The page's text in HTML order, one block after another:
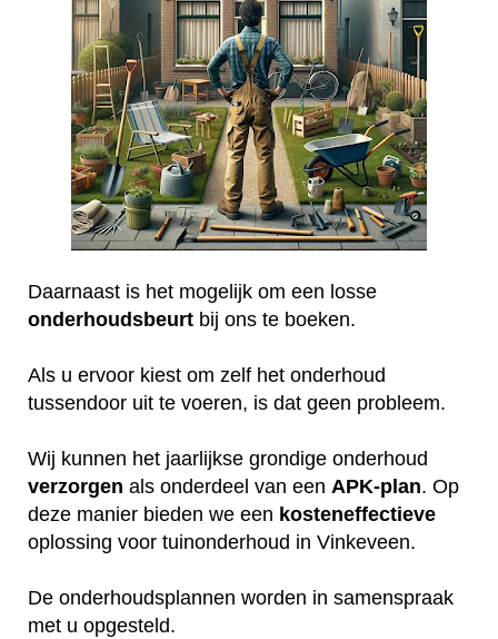
Daarnaast is het mogelijk om een losse
onderhoudsbeurt bij ons te boeken.
Als u ervoor kiest om zelf het onderhoud
tussendoor uit te voeren, is dat geen probleem.
Wij kunnen het jaarlijkse grondige onderhoud
verzorgen als onderdeel van een APK-plan. Op
deze manier bieden we een kosteneffectieve
oplossing voor tuinonderhoud in Vinkeveen.
De onderhoudsplannen worden in samenspraak
met u opgesteld.